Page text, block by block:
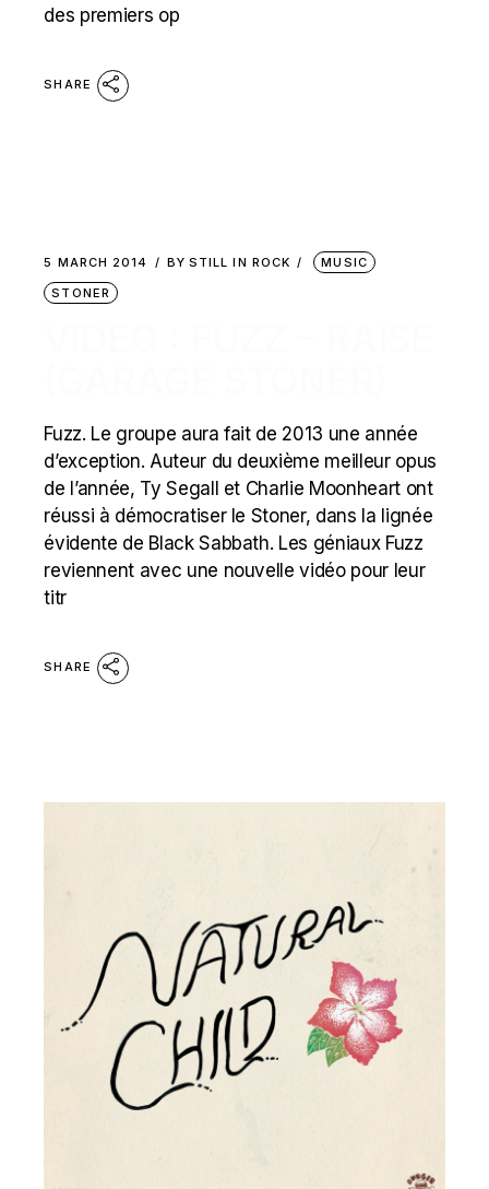
des premiers op
SHARE
5 MARCH 2014 BY STILL IN ROCK
MUSIC
STONER
Fuzz. Le groupe aura fait de 2013 une année
d’exception. Auteur du deuxième meilleur opus
de l’année, Ty Segall et Charlie Moonheart ont
réussi à démocratiser le Stoner, dans la lignée
évidente de Black Sabbath. Les géniaux Fuzz
reviennent avec une nouvelle vidéo pour leur
titr
SHARE